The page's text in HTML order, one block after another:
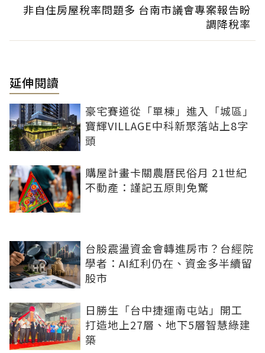
非自住房屋稅率問題多 台南市議會專案報告盼
調降稅率
延伸閱讀
豪宅賽道從「單棟」進入「城區」
寶輝VILLAGE中科新聚落站上8字
頭
購屋計畫卡關農曆民俗月 21世紀
不動產：謹記五原則免驚
台股震盪資金會轉進房市？台經院
學者：AI紅利仍在、資金多半續留
股市
日勝生「台中捷運南屯站」開工
打造地上27層、地下5層智慧綠建
築